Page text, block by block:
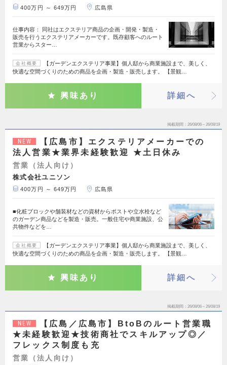
400万円 ～ 649万円 広島県
仕事内容： 同社はエクステリア商品の企画・開発・製造・
販売を行うエクステリアメーカーです。既存顧客へのルート
営業からスター…
会社概要
【ガーデンエクステリア事業】個人邸から商業施設まで、美しく、
快適な空間づくりのための商品を企画・製造・販売します。 【景観…
興味あり 詳細へ
掲載期間 26/08/06～26/08/19
NEW
【広島市】エクステリアメーカーでの
法人営業★業界未経験歓迎 ★土日休み
営業（法人向け）
株式会社ユニソン
400万円 ～ 649万円 広島県
■化粧ブロックや舗装材などの資材からポストや立水栓など
のガーデン商品などを製造・販売。一般住宅や商業施設、公
共物件などを…
会社概要
【ガーデンエクステリア事業】個人邸から商業施設まで、美しく、
快適な空間づくりのための商品を企画・製造・販売します。 【景観…
興味あり 詳細へ
掲載期間 26/08/06～26/08/19
NEW
【広島／広島市】BtoBのルート営業職
★未経験歓迎★技術商社でスキルアップ◎／
フレックス制度も充
営業（法人向け）